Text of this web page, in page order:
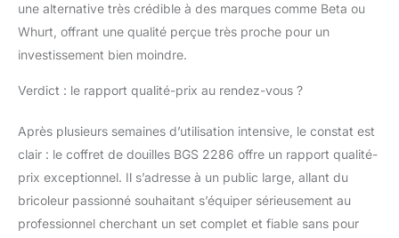
une alternative très crédible à des marques comme Beta ou
Whurt, offrant une qualité perçue très proche pour un
investissement bien moindre.
Verdict : le rapport qualité-prix au rendez-vous ?
Après plusieurs semaines d’utilisation intensive, le constat est
clair : le coffret de douilles BGS 2286 offre un rapport qualité-
prix exceptionnel. Il s’adresse à un public large, allant du
bricoleur passionné souhaitant s’équiper sérieusement au
professionnel cherchant un set complet et fiable sans pour